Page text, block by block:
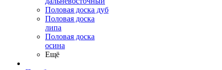
Половая доска дуб
Половая доска
липа
Половая доска
осина
Ещё